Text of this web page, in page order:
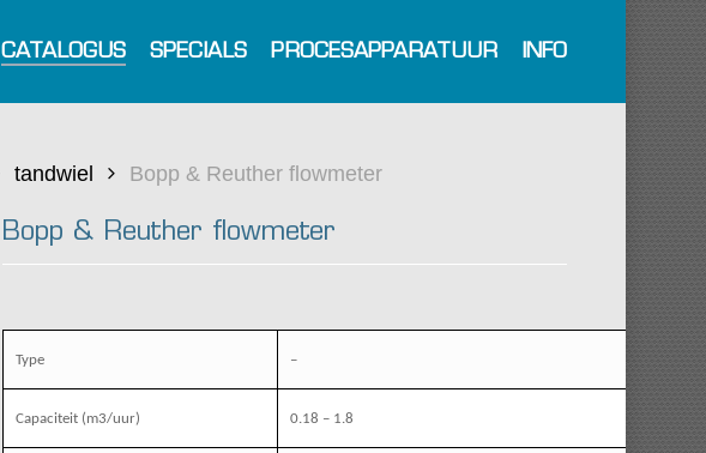
CATALOGUS SPECIALS PROCESAPPARATUUR INFO
tandwiel Bopp & Reuther flowmeter
Bopp & Reuther flowmeter
Type –
Capaciteit (m3/uur) 0.18 – 1.8